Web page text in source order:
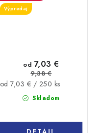
Výpredaj
Skladom
od 7,03 €
9,38 €
Jednotková
od 7,03 € / 250 ks